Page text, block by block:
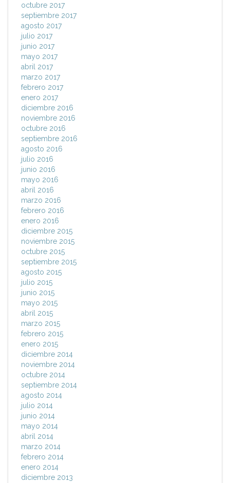
octubre 2017
septiembre 2017
agosto 2017
julio 2017
junio 2017
mayo 2017
abril 2017
marzo 2017
febrero 2017
enero 2017
diciembre 2016
noviembre 2016
octubre 2016
septiembre 2016
agosto 2016
julio 2016
junio 2016
mayo 2016
abril 2016
marzo 2016
febrero 2016
enero 2016
diciembre 2015
noviembre 2015
octubre 2015
septiembre 2015
agosto 2015
julio 2015
junio 2015
mayo 2015
abril 2015
marzo 2015
febrero 2015
enero 2015
diciembre 2014
noviembre 2014
octubre 2014
septiembre 2014
agosto 2014
julio 2014
junio 2014
mayo 2014
abril 2014
marzo 2014
febrero 2014
enero 2014
diciembre 2013